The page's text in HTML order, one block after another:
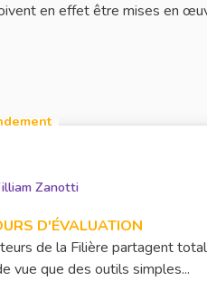
en effet être mises en
Zanotti
D'ÉVALUATION
de la Filière partagent
vue que des outils simples...